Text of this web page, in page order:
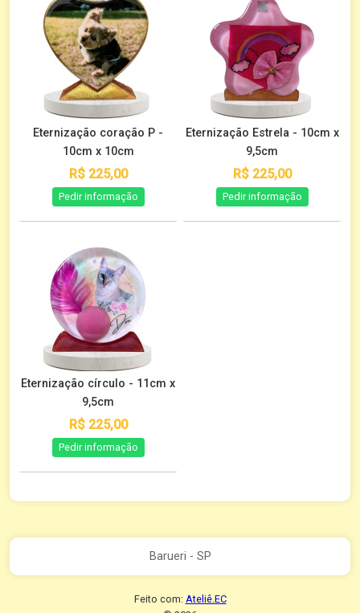
Eternização coração P -
10cm x 10cm
R$ 225,00
Pedir informação
Eternização Estrela - 10cm x
9,5cm
R$ 225,00
Pedir informação
Eternização círculo - 11cm x
9,5cm
R$ 225,00
Pedir informação
Barueri - SP
Feito com: Ateliê.EC